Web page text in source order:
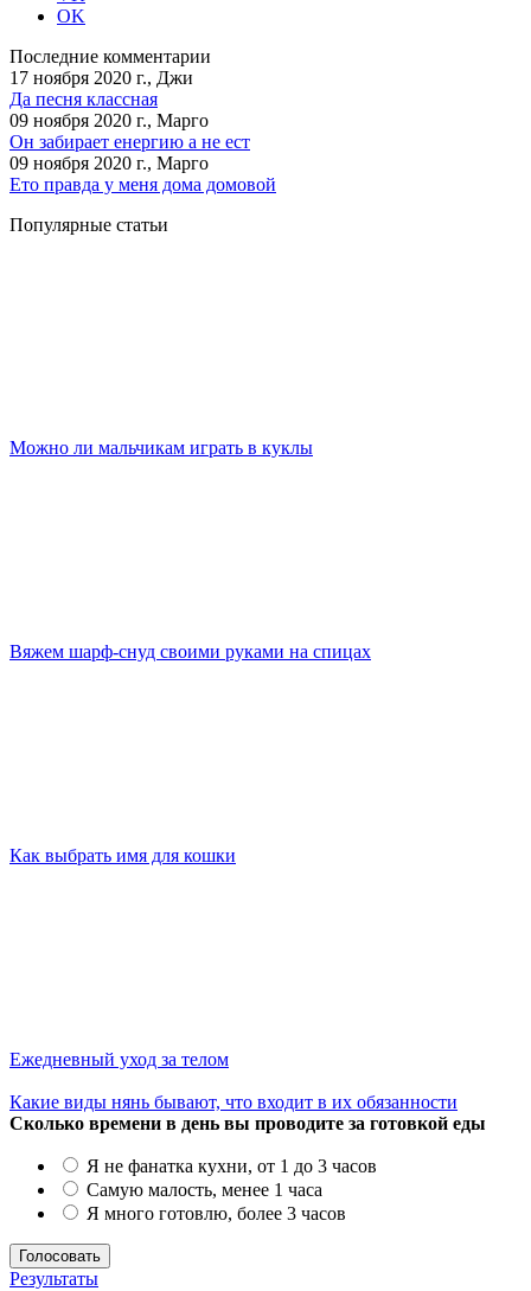
OK
Последние комментарии
17 ноября 2020 г., Джи
Да песня классная
09 ноября 2020 г., Марго
Он забирает енергию а не ест
09 ноября 2020 г., Марго
Ето правда у меня дома домовой
Популярные статьи
Можно ли мальчикам играть в куклы
Вяжем шарф-снуд своими руками на спицах
Как выбрать имя для кошки
Ежедневный уход за телом
Какие виды нянь бывают, что входит в их обязанности
Сколько времени в день вы проводите за готовкой еды
Я не фанатка кухни, от 1 до 3 часов
Самую малость, менее 1 часа
Я много готовлю, более 3 часов
Результаты